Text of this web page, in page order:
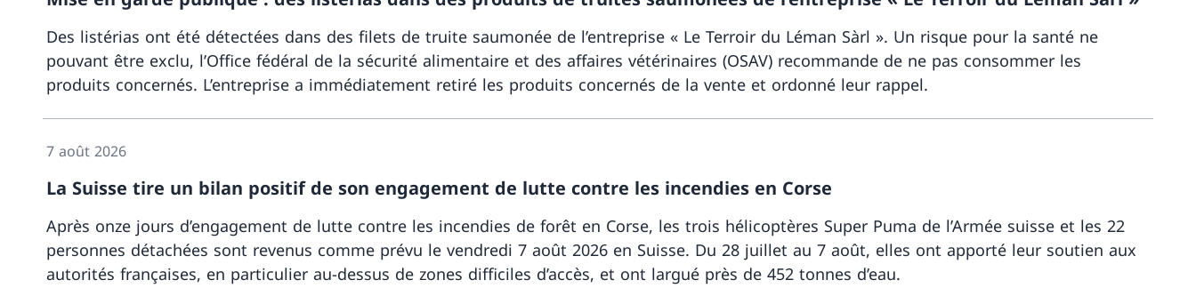
Des listérias ont été détectées dans des filets de truite saumonée de l’entreprise « Le Terroir du Léman Sàrl ». Un risque pour la santé ne
pouvant être exclu, l’Office fédéral de la sécurité alimentaire et des affaires vétérinaires (OSAV) recommande de ne pas consommer les
produits concernés. L’entreprise a immédiatement retiré les produits concernés de la vente et ordonné leur rappel.
7 août 2026
La Suisse tire un bilan positif de son engagement de lutte contre les incendies en Corse
Après onze jours d’engagement de lutte contre les incendies de forêt en Corse, les trois hélicoptères Super Puma de l’Armée suisse et les 22
personnes détachées sont revenus comme prévu le vendredi 7 août 2026 en Suisse. Du 28 juillet au 7 août, elles ont apporté leur soutien aux
autorités françaises, en particulier au-dessus de zones difficiles d’accès, et ont largué près de 452 tonnes d’eau.